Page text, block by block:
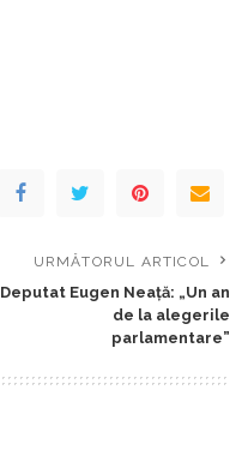
URMĂTORUL ARTICOL
Deputat Eugen Neață: „Un an
de la alegerile
parlamentare”